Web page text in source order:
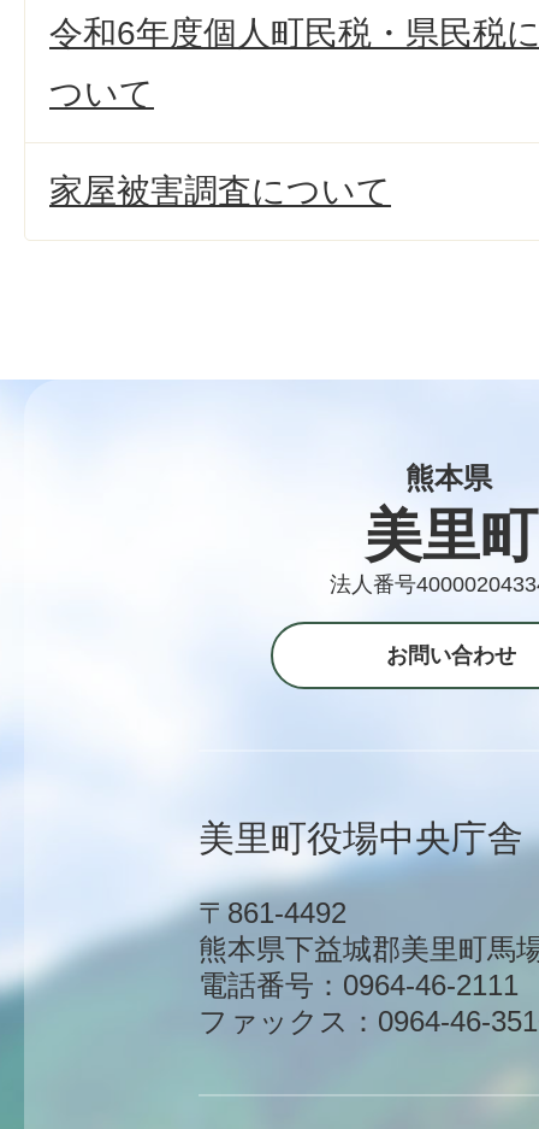
令和6年度個人町民税・県民税
ついて
家屋被害調査について
熊本県
美里町
法人番号
お問い合わせ
美里町役場中央庁舎
〒861-4492
熊本県下益城郡美里町馬
電話番号：0964-46-2111
ファックス：0964-46-